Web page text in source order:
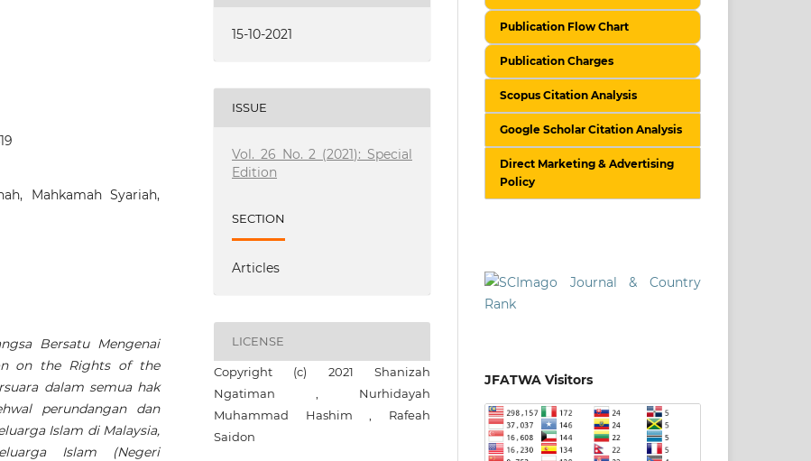
Mahkamah Syariah,
Bersatu Mengenai
on the Rights of the
dalam semua hak
perundangan dan
Islam di Malaysia,
Islam (Negeri
15-10-2021
ISSUE
Vol. 26 No. 2 (2021): Special
Edition
SECTION
Articles
LICENSE
Copyright (c) 2021 Shanizah
Ngatiman , Nurhidayah
Muhammad Hashim , Rafeah
Saidon
Publication Flow Chart
Publication Charges
Scopus Citation Analysis
Google Scholar Citation Analysis
Direct Marketing & Advertising
Policy
JFATWA Visitors